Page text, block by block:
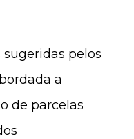
pelos
a
de parcelas